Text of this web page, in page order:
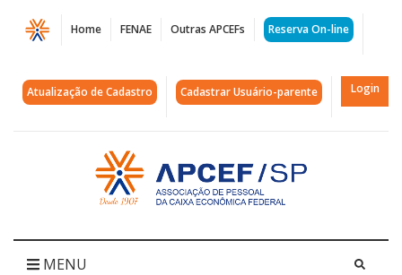
Página
Arquivos
Quadras
APCEF/SP
Home FENAE Outras APCEFs Reserva On-line
Atualização de Cadastro Cadastrar Usuário-parente Login
Acessar
página
inicial
MENU